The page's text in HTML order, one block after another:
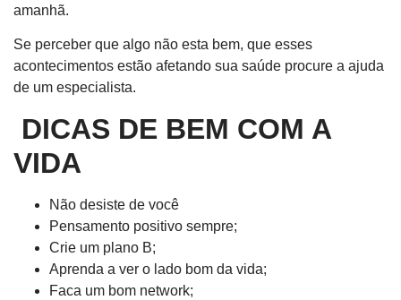
amanhã.
Se perceber que algo não esta bem, que esses
acontecimentos estão afetando sua saúde procure a ajuda
de um especialista.
DICAS DE BEM COM A
VIDA
Não desiste de você
Pensamento positivo sempre;
Crie um plano B;
Aprenda a ver o lado bom da vida;
Faca um bom network;